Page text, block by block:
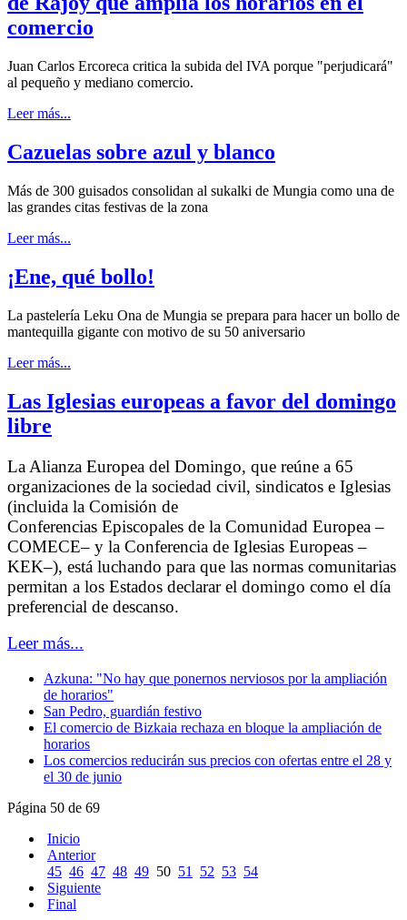
comercio
Juan Carlos Ercoreca critica la subida del IVA porque "perjudicará"
al pequeño y mediano comercio.
Leer más...
Cazuelas sobre azul y blanco
Más de 300 guisados consolidan al sukalki de Mungia como una de
las grandes citas festivas de la zona
Leer más...
¡Ene, qué bollo!
La pastelería Leku Ona de Mungia se prepara para hacer un bollo de
mantequilla gigante con motivo de su 50 aniversario
Leer más...
Las Iglesias europeas a favor del domingo
libre
La Alianza Europea del Domingo, que reúne a 65
organizaciones de la sociedad civil, sindicatos e Iglesias
(incluida la Comisión de
Conferencias Episcopales de la Comunidad Europea –
COMECE– y la Conferencia de Iglesias Europeas –
KEK–), está luchando para que las normas comunitarias
permitan a los Estados declarar el domingo como el día
preferencial de descanso.
Leer más...
Azkuna: "No hay que ponernos nerviosos por la ampliación
de horarios"
San Pedro, guardián festivo
El comercio de Bizkaia rechaza en bloque la ampliación de
horarios
Los comercios reducirán sus precios con ofertas entre el 28 y
el 30 de junio
Página 50 de 69
Inicio
Anterior
45 46 47 48 49 50 51 52 53 54
Siguiente
Final